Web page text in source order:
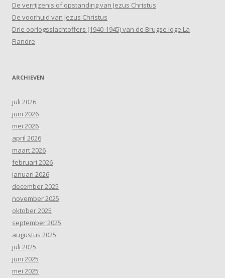
De verrijzenis of opstanding van Jezus Christus
De voorhuid van Jezus Christus
Drie oorlogsslachtoffers (1940-1945) van de Brugse loge La
Flandre
ARCHIEVEN
juli 2026
juni 2026
mei 2026
april 2026
maart 2026
februari 2026
januari 2026
december 2025
november 2025
oktober 2025
september 2025
augustus 2025
juli 2025
juni 2025
mei 2025